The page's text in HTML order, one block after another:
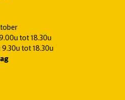
tot 18.30u
tot 18.30u